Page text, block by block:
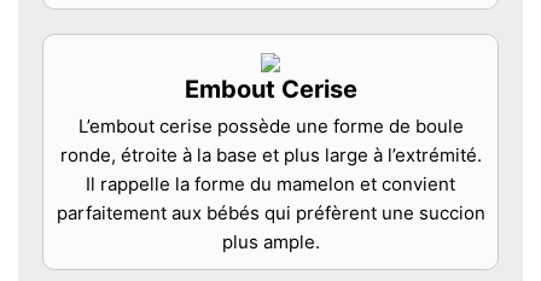
Embout Cerise
L’embout cerise possède une forme de boule
ronde, étroite à la base et plus large à l’extrémité.
Il rappelle la forme du mamelon et convient
parfaitement aux bébés qui préfèrent une succion
plus ample.